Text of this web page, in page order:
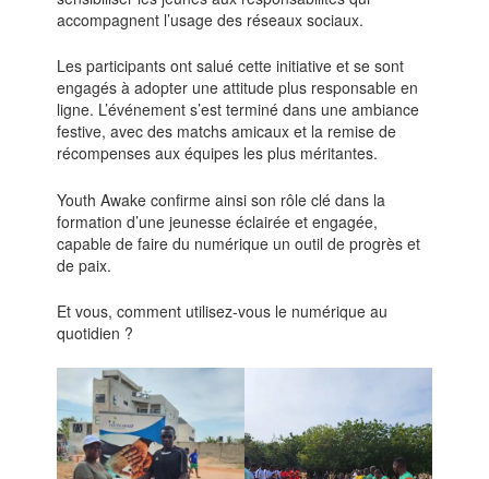
accompagnent l’usage des réseaux sociaux.
Les participants ont salué cette initiative et se sont
engagés à adopter une attitude plus responsable en
ligne. L’événement s’est terminé dans une ambiance
festive, avec des matchs amicaux et la remise de
récompenses aux équipes les plus méritantes.
Youth Awake confirme ainsi son rôle clé dans la
formation d’une jeunesse éclairée et engagée,
capable de faire du numérique un outil de progrès et
de paix.
Et vous, comment utilisez-vous le numérique au
quotidien ?